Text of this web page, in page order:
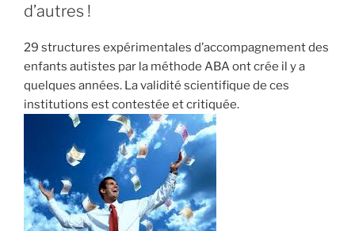
d’autres !
29 structures expérimentales d’accompagnement des
enfants autistes par la méthode ABA ont crée il y a
quelques années. La validité scientifique de ces
institutions est contestée et critiquée.